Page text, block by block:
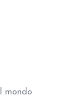
mondo